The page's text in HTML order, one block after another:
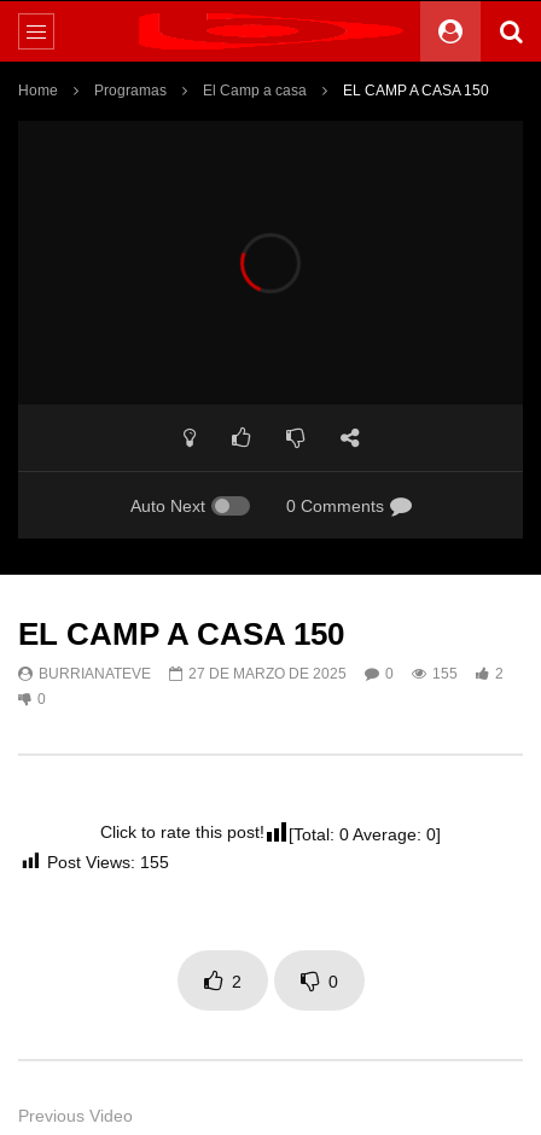
Home Programas El Camp a casa EL CAMP A CASA 150
Auto Next 0 Comments
EL CAMP A CASA 150
BURRIANATEVE 27 DE MARZO DE 2025 0 155
2
0
Click to rate this post! [Total: 0Average: 0]
Post Views: 155
2 0
Previous Video